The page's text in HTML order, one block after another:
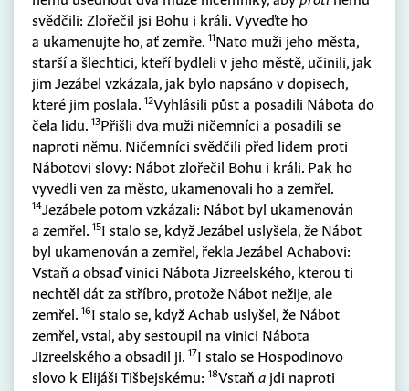
svědčili: Zlořečil jsi Bohu i králi. Vyveďte ho
a ukamenujte ho, ať zemře. 11Nato muži jeho města,
starší a šlechtici, kteří bydleli v jeho městě, učinili, jak
jim Jezábel vzkázala, jak bylo napsáno v dopisech,
které jim poslala. 12Vyhlásili půst a posadili Nábota do
čela lidu. 13Přišli dva muži ničemníci a posadili se
naproti němu. Ničemníci svědčili před lidem proti
Nábotovi slovy: Nábot zlořečil Bohu i králi. Pak ho
vyvedli ven za město, ukamenovali ho a zemřel.
14Jezábele potom vzkázali: Nábot byl ukamenován
a zemřel. 15I stalo se, když Jezábel uslyšela, že Nábot
byl ukamenován a zemřel, řekla Jezábel Achabovi:
Vstaň aobsaď vinici Nábota Jizreelského, kterou ti
nechtěl dát za stříbro, protože Nábot nežije, ale
zemřel. 16I stalo se, když Achab uslyšel, že Nábot
zemřel, vstal, aby sestoupil na vinici Nábota
Jizreelského a obsadil ji. 17I stalo se Hospodinovo
slovo k Elijáši Tišbejskému: 18Vstaň a jdi naproti